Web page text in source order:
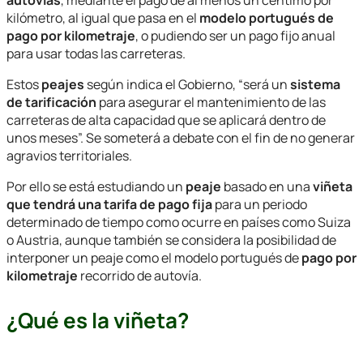
kilómetro, al igual que pasa en el modelo portugués de
pago por kilometraje, o pudiendo ser un pago fijo anual
para usar todas las carreteras.
Estospeajes según indica el Gobierno, “será unsistema
de tarificación para asegurar el mantenimiento de las
carreteras de alta capacidad que se aplicará dentro de
unos meses”. Se someterá a debate con el fin de no generar
agravios territoriales.
Por ello se está estudiando un peaje basado en unaviñeta
que tendrá una tarifa de pago fijapara un periodo
determinado de tiempo como ocurre en países como Suiza
o Austria, aunque también se considera la posibilidad de
interponer un peaje como el modelo portugués depago por
kilometraje recorrido de autovía.
¿Qué es la viñeta?